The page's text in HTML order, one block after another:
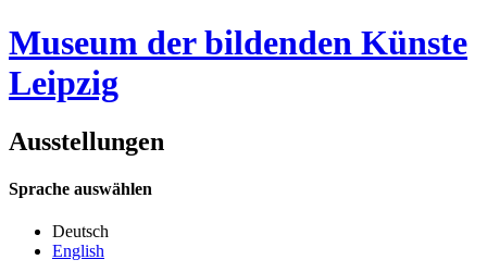
Museum der bildenden Künste
Leipzig
Ausstellungen
Sprache auswählen
Deutsch
English